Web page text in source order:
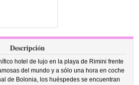
Descripción
hotel de lujo en la playa de Rimini frente
del mundo y a sólo una hora en coche
de Bolonia, los huéspedes se encuentran